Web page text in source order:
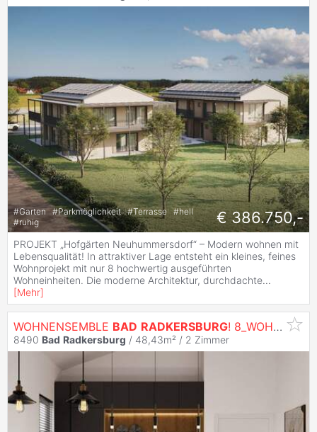
#Garten #Parkmöglichkeit #Terrasse #hell
#ruhig € 386.750,-
PROJEKT „Hofgärten Neuhummersdorf“ – Modern wohnen mit
Lebensqualität! In attraktiver Lage entsteht ein kleines, feines
Wohnprojekt mit nur 8 hochwertig ausgeführten
Wohneinheiten. Die moderne Architektur, durchdachte...
[Mehr]
WOHNENSEMBLE BAD RADKERSBURG! 8_WOHNUNGEN. 8_GÄRTEN.
8490 Bad Radkersburg / 48,43m² / 2 Zimmer